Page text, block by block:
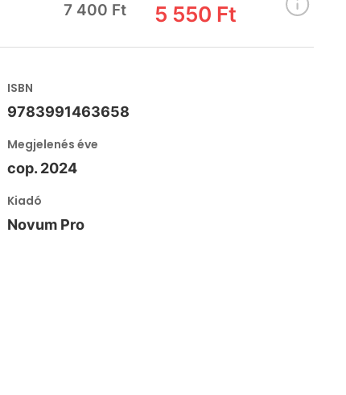
7 400 Ft 5 550 Ft
ISBN
9783991463658
Megjelenés éve
cop. 2024
Kiadó
Novum Pro